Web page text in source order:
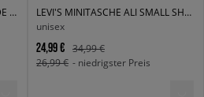
JORDAN MINITASCHE JAM SUEDE MONOGRAM CAMERA BAG
LEVI'S MINITASCHE ALI SMALL SHOULDER BAG
unisex
24,99 €
34,99 €
26,99 € - niedrigster Preis